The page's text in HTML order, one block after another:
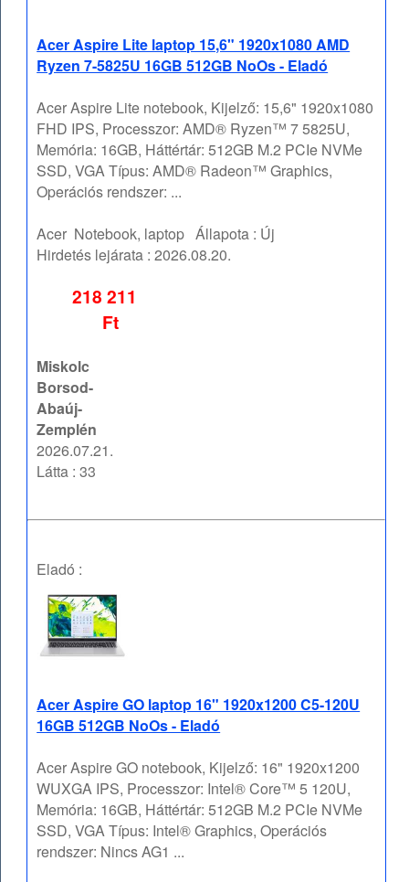
Acer Aspire Lite laptop 15,6" 1920x1080 AMD
Ryzen 7-5825U 16GB 512GB NoOs - Eladó
Acer Aspire Lite notebook, Kijelző: 15,6" 1920x1080
FHD IPS, Processzor: AMD® Ryzen™ 7 5825U,
Memória: 16GB, Háttértár: 512GB M.2 PCIe NVMe
SSD, VGA Típus: AMD® Radeon™ Graphics,
Operációs rendszer: ...
Acer Notebook, laptop Állapota : Új
Hirdetés lejárata :2026.08.20.
218 211
Ft
Miskolc
Borsod-
Abaúj-
Zemplén
2026.07.21.
Látta : 33
Eladó :
Acer Aspire GO laptop 16" 1920x1200 C5-120U
16GB 512GB NoOs - Eladó
Acer Aspire GO notebook, Kijelző: 16" 1920x1200
WUXGA IPS, Processzor: Intel® Core™ 5 120U,
Memória: 16GB, Háttértár: 512GB M.2 PCIe NVMe
SSD, VGA Típus: Intel® Graphics, Operációs
rendszer: Nincs AG1 ...